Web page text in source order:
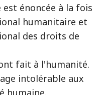
énoncée à la fois
humanitaire et
des droits de
fait à l'humanité.
intolérable aux
humaine.